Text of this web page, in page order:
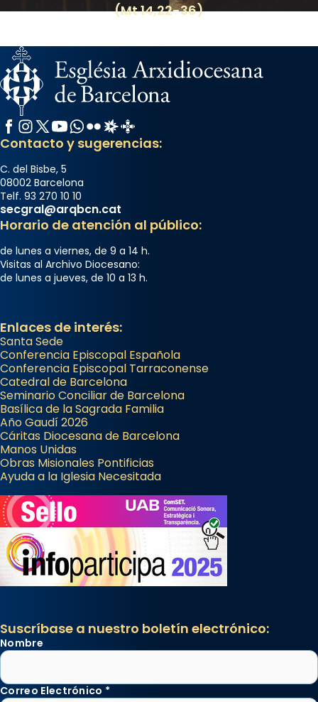
(Mt 14,22-36)
Facebook
Instagram
X / Twitter
YouTube
WhatsApp
FlickrRadio Estel
Catalunya Cristiana
Contacto y sugerencias:
C. del Bisbe, 5
08002 Barcelona
Telf. 93 270 10 10
secgral@arqbcn.cat
Horario de atención al público:
de lunes a viernes, de 9 a 14 h.
Visitas al Archivo Diocesano:
de lunes a jueves, de 10 a 13 h.
Enlaces de interés:
Santa Sede
Conferencia Episcopal Española
Conferencia Episcopal Tarraconense
Catedral de Barcelona
Seminario Conciliar de Barcelona
Basílica de la Sagrada Familia
Año Gaudí 2026
Cáritas Diocesana de Barcelona
Manos Unidas
Obras Misionales Pontificias
Ayuda a la Iglesia Necesitada
Suscríbase a nuestro boletín electrónico:
Nombre
Correo Electrónico *